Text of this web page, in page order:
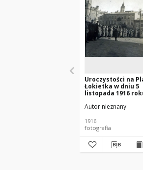
Uroczystości na
Łokietka w dniu 5
listopada 1916
Autor nieznany
1916
fotografia